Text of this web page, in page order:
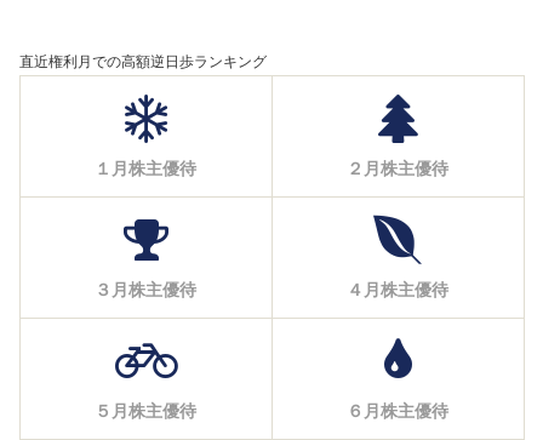
直近権利月での高額逆日歩ランキング
１月株主優待 ２月株主優待
３月株主優待 ４月株主優待
５月株主優待 ６月株主優待